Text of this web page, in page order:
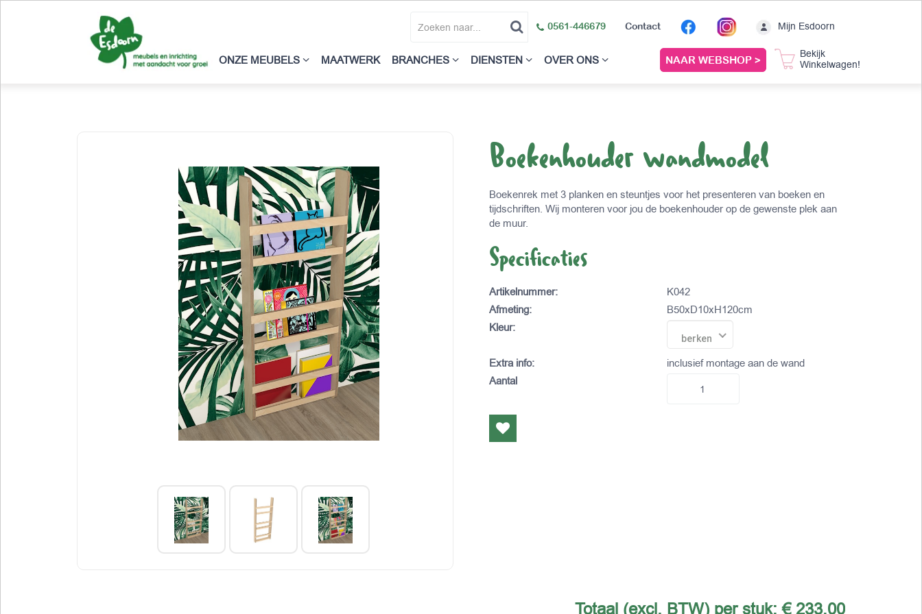
0561-446679 Contact Mijn Esdoorn
ONZE MEUBELS MAATWERK BRANCHES DIENSTEN OVER ONS NAAR WEBSHOP >
Bekijk
Winkelwagen!
Boekenhouder wandmodel
Boekenrek met 3 planken en steuntjes voor het presenteren van boeken en
tijdschriften. Wij monteren voor jou de boekenhouder op de gewenste plek aan
de muur.
Specificaties
Artikelnummer:
K042
Afmeting:
B50xD10xH120cm
Kleur:
berken
Extra info:
inclusief montage aan de wand
Aantal
Totaal (excl. BTW) per stuk:€ 233,00